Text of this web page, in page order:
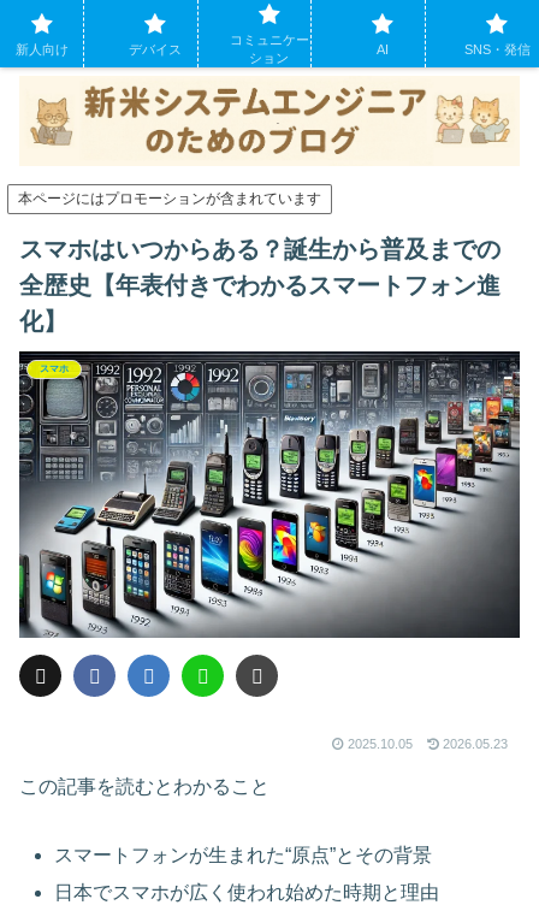
システムエンジニアになったばかりの方のために。現場でよくあるパソコンの
トラブルも
本ページにはプロモーションが含まれています
スマホはいつからある？誕生から普及までの
全歴史【年表付きでわかるスマートフォン進
化】
スマホ
2025.10.05 2026.05.23
この記事を読むとわかること
スマートフォンが生まれた“原点”とその背景
日本でスマホが広く使われ始めた時期と理由
新人向け デバイス
コミュニケー
ション
AI SNS・発信